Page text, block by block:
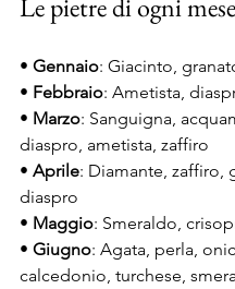
Le pietre di ogni mese
• Gennaio: Giacinto,
• Febbraio: Ametista,
• Marzo: Sanguigna,
diaspro, ametista, zaffiro
• Aprile: Diamante, zaffiro,
diaspro
• Maggio: Smeraldo,
• Giugno: Agata, perla,
calcedonio, turchese,